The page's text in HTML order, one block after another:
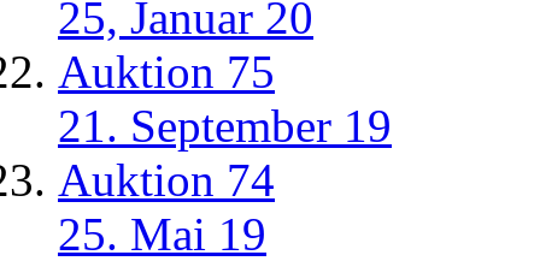
25, Januar 20
Auktion 75
21. September 19
Auktion 74
25. Mai 19